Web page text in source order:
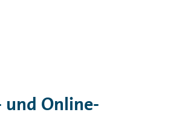
und Online-